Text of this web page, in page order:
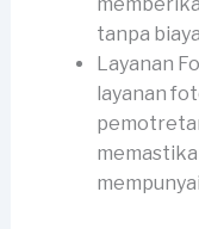
tanpa
Layanan
layanan